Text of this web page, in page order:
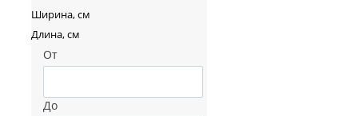
Ширина, см
Длина, см
От
До